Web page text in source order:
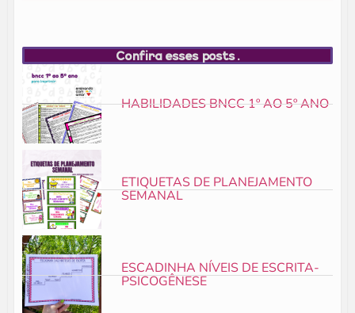
Confira esses posts.
HABILIDADES BNCC 1º AO 5º ANO
ETIQUETAS DE PLANEJAMENTO
SEMANAL
ESCADINHA NÍVEIS DE ESCRITA-
PSICOGÊNESE